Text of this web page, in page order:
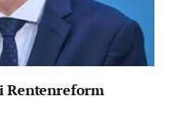
Rentenreform